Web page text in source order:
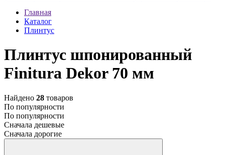
Главная
Каталог
Плинтус
Плинтус шпонированный
Finitura Dekor 70 мм
Найдено 28 товаров
По популярности
По популярности
Сначала дешевые
Сначала дорогие